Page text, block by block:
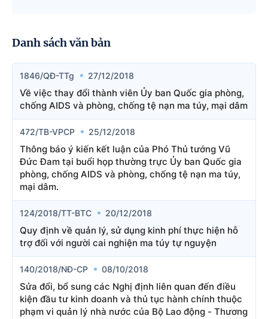
Danh sách văn bản
1846/QĐ-TTg 27/12/2018
Về việc thay đổi thành viên Ủy ban Quốc gia phòng,
chống AIDS và phòng, chống tệ nạn ma túy, mại dâm
472/TB-VPCP 25/12/2018
Thông báo ý kiến kết luận của Phó Thủ tướng Vũ
Đức Đam tại buổi họp thường trực Ủy ban Quốc gia
phòng, chống AIDS và phòng, chống tệ nạn ma túy,
mại dâm.
124/2018/TT-BTC 20/12/2018
Quy định về quản lý, sử dụng kinh phí thực hiện hỗ
trợ đối với người cai nghiện ma túy tự nguyện
140/2018/NĐ-CP 08/10/2018
Sửa đổi, bổ sung các Nghị định liên quan đến điều
kiện đầu tư kinh doanh và thủ tục hành chính thuộc
phạm vi quản lý nhà nước của Bộ Lao động - Thương